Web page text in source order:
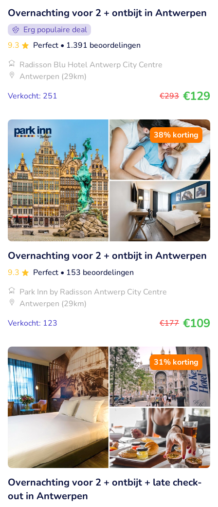
Overnachting voor 2 + ontbijt in Antwerpen
Erg populaire deal
9.3
Perfect • 1.391 beoordelingen
Radisson Blu Hotel Antwerp City Centre
Antwerpen (29km)
Verkocht: 251
€293 €129
38% korting
Overnachting voor 2 + ontbijt in Antwerpen
9.3 Perfect • 153 beoordelingen
Park Inn by Radisson Antwerp City Centre
Antwerpen (29km)
Verkocht: 123
€177 €109
31% korting
Overnachting voor 2 + ontbijt + late check-
out in Antwerpen